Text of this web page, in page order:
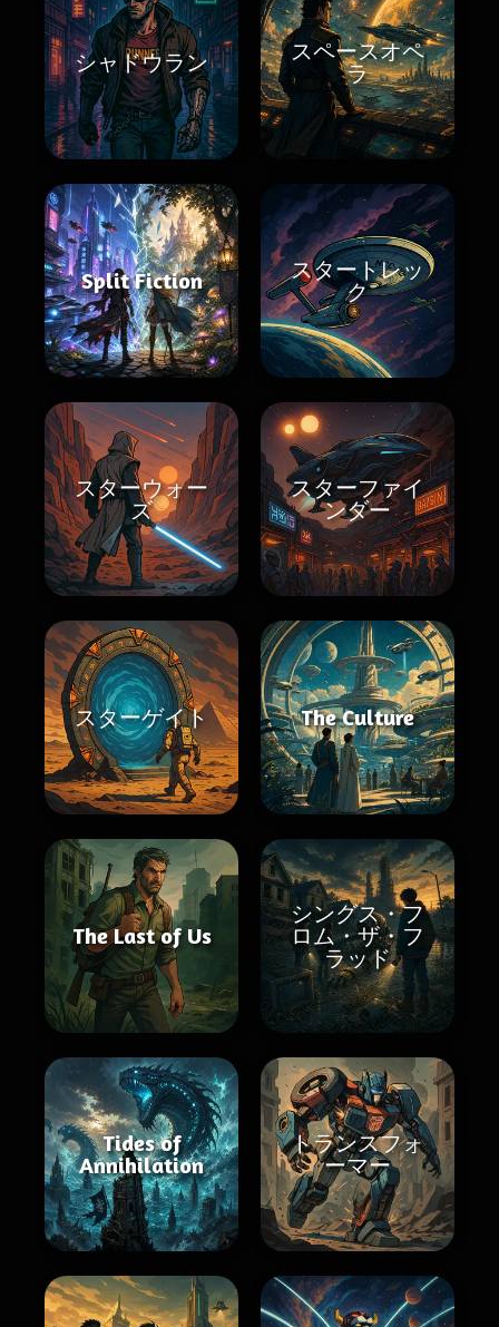
シャドウラン
スペースオペ
ラ
Split Fiction
スタートレッ
ク
スターウォー
ズ
スターファイ
ンダー
スターゲイト The Culture
The Last of Us
シングス・フ
ロム・ザ・フ
ラッド
Tides of
Annihilation
トランスフォ
ーマー